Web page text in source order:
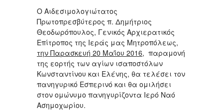
Ο Αιδεσιμολογιώτατος
Πρωτοπρεσβύτερος π. Δημήτριος
Θεοδωρόπουλος, Γενικός Αρχιερατικός
Επίτροπος της Ιεράς μας Μητροπόλεως,
την Παρασκευή 20 Μαΐου 2016, παραμονή
της εορτής των αγίων ισαποστόλων
Κωνσταντίνου και Ελένης, θα τελέσει τον
πανηγυρικό Εσπερινό και θα ομιλήσει
στον ομώνυμο πανηγυρίζοντα Ιερό Ναό
Ασημοχωρίου.